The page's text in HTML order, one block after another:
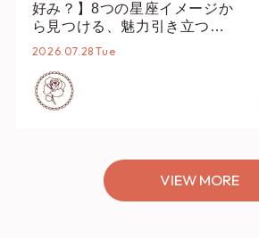
好み？】8つの星座イメージか
ら見つける、魅力引き立つス
タイリング♡
2026.07.28 Tue
VIEW MORE